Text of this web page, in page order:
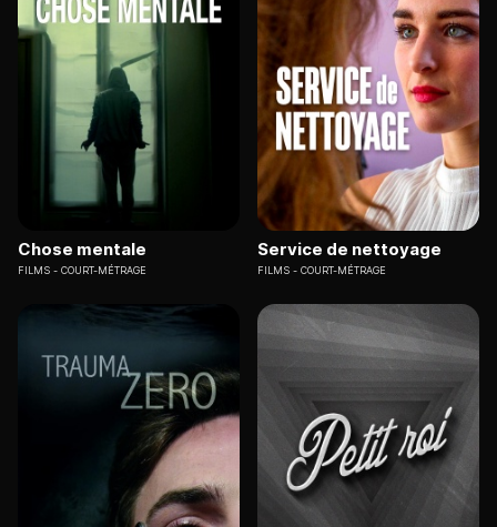
Chose mentale
FILMS COURT-MÉTRAGE
Service de nettoyage
FILMS COURT-MÉTRAGE